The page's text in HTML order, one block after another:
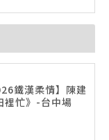
鐵漢柔情】陳建
裡忙》-台中場